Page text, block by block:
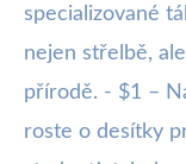
specializované
nejen střelbě,
přírodě. - $1 –
roste o desítky